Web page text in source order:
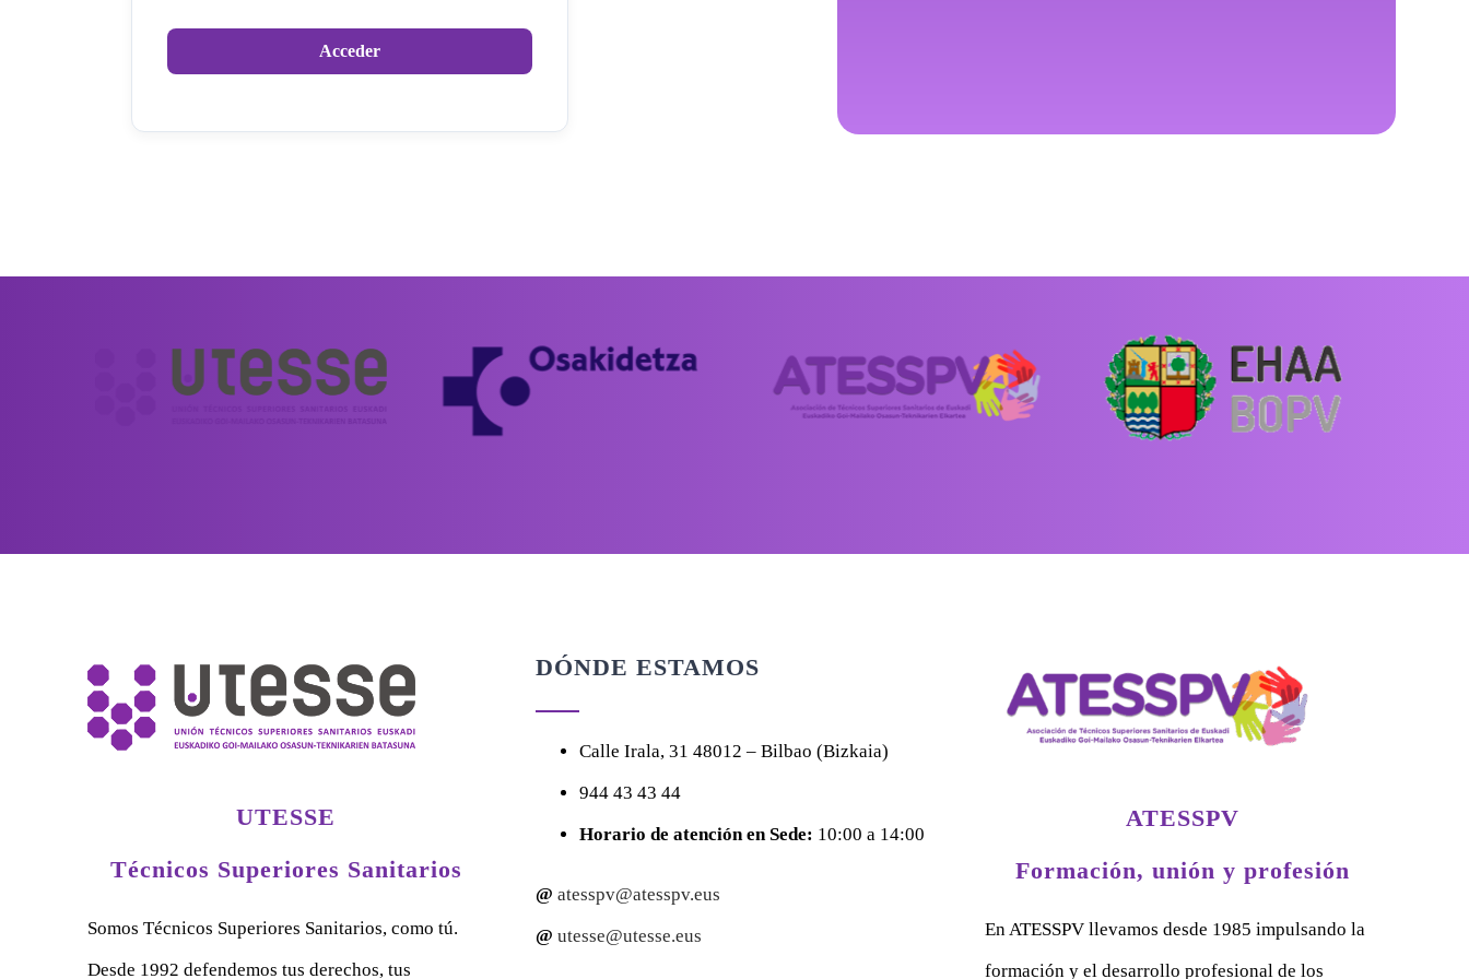
UTESSE
Técnicos Superiores Sanitarios
Somos Técnicos Superiores Sanitarios, como tú.
Desde 1992 defendemos tus derechos, tus
DÓNDE ESTAMOS
CalleIrala, 3148012 – Bilbao (Bizkaia)
944 43 43 44
Horario de atención en Sede: 10:00 a 14:00
@ atesspv@atesspv.eus
@ utesse@utesse.eus
ATESSPV
Formación, unión y profesión
En ATESSPV llevamos desde 1985 impulsando la
formación y el desarrollo profesional de los